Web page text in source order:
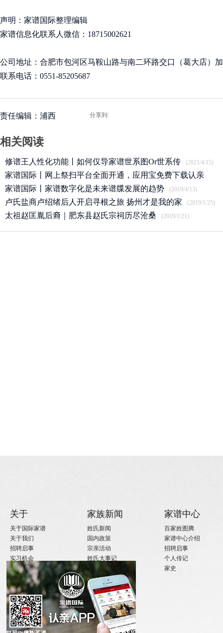
声明：家谱国际整理编辑
家谱信息化联系人微信：18715002621
公司地址：合肥市包河区马鞍山路与南二环路交口（葛大店）
联系电话：0551-85205687
责任编辑：浦西 分享到:
相关阅读
修谱王人性化功能丨如何仅导家谱世系图Or世系传 (2021/4/15)
家谱国际丨网上祭扫平台全面开通，应用宝免费下载认亲
APP
(2020/3/25)
家谱国际丨家谱数字化是未来谱牒发展的趋势 (2019/4/13)
卢氏盐商卢绍绪后人开启寻根之旅 扬州才是我的家 (2019/1/25)
太祖赵匡胤后裔｜肥东县赵氏宗祠历尽沧桑 (2019/1/21)
关于
关于国际家谱
关于我们
招聘启事
实习机会
微信订阅
家族新闻
姓氏新闻
国内政策
宗亲活动
姓氏大事记
寻亲咨询
家谱中心
百家姓图腾
家谱中心介绍
招聘启事
个人传记
家史